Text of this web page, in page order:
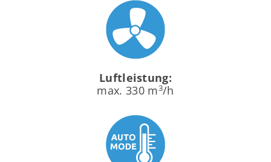
Luftleistung:
max. 330 m3/h